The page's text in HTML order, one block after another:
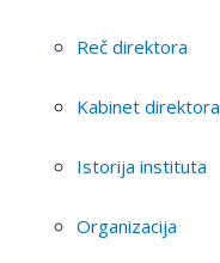
Reč direktora
Kabinet direktora
Istorija instituta
Organizacija